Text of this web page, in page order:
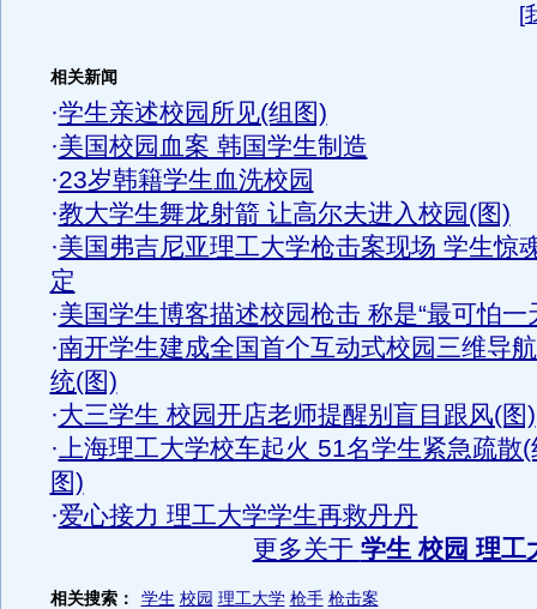
[
相关新闻
·学生亲述校园所见(组图)
·美国校园血案 韩国学生制造
·23岁韩籍学生血洗校园
·教大学生舞龙射箭 让高尔夫进入校园(图)
·美国弗吉尼亚理工大学枪击案现场 学生惊
定
·美国学生博客描述校园枪击 称是“最可怕一
·南开学生建成全国首个互动式校园三维导
统(图)
·大三学生 校园开店老师提醒别盲目跟风(图)
·上海理工大学校车起火 51名学生紧急疏散(
图)
·爱心接力 理工大学学生再救丹丹
更多关于 学生 校园 理工
相关搜索： 学生 校园 理工大学 枪手 枪击案